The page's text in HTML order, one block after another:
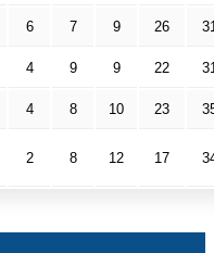
6 7 9 26
4 9 9 22
4 8 10 23
2 8 12 17